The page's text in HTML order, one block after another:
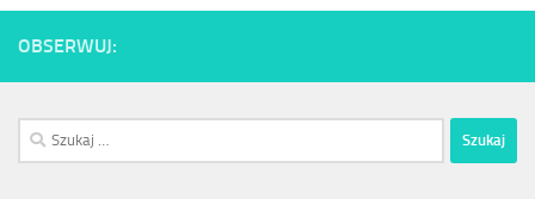
OBSERWUJ:
Szukaj: